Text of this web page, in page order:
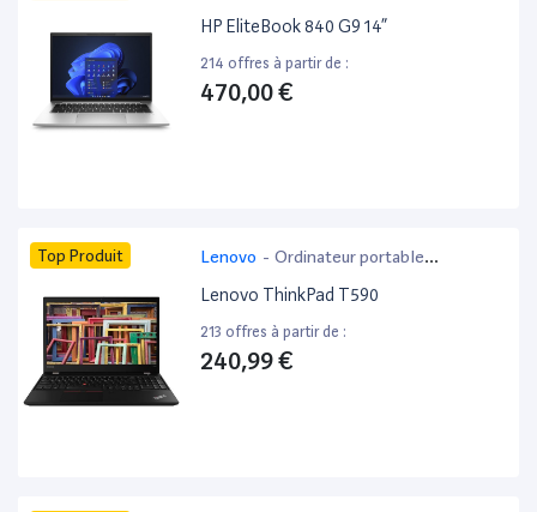
HP EliteBook 840 G9 14”
214 offres à partir de :
470,00 €
Top Produit Lenovo - Ordinateur portable
bureautique
Lenovo ThinkPad T590
213 offres à partir de :
240,99 €